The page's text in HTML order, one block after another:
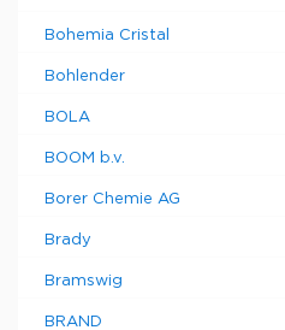
Bohemia Cristal
Bohlender
BOLA
BOOM b.v.
Borer Chemie AG
Brady
Bramswig
BRAND